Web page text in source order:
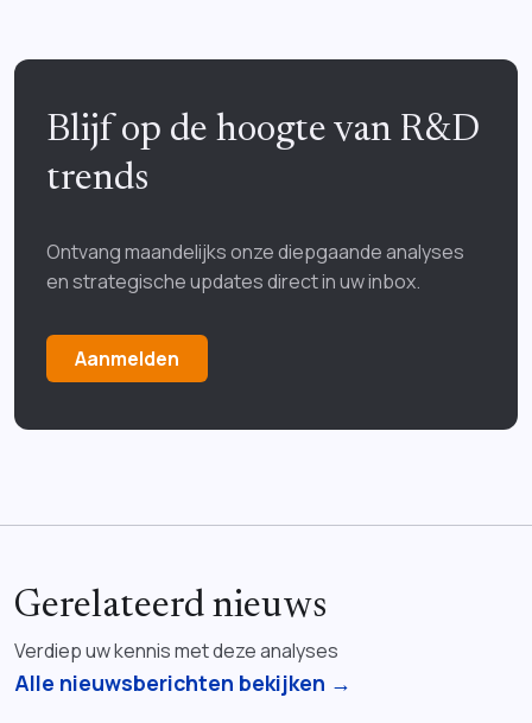
Blijf op de hoogte van R&D
trends
Ontvang maandelijks onze diepgaande analyses
en strategische updates direct in uw inbox.
Aanmelden
Gerelateerd nieuws
Verdiep uw kennis met deze analyses
Alle nieuwsberichten bekijken →